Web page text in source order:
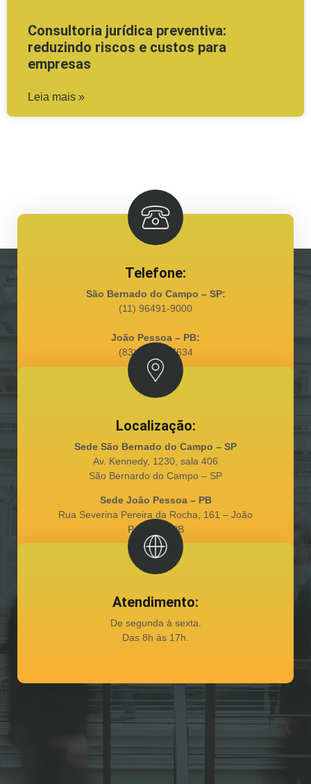
Consultoria jurídica preventiva:
reduzindo riscos e custos para
empresas
Leia mais »
Telefone:
São Bernado do Campo – SP:
(11) 96491-9000
João Pessoa – PB:
(83) 98128-7634
Localização:
Sede São Bernado do Campo – SP
Av. Kennedy, 1230, sala 406
São Bernardo do Campo – SP
Sede João Pessoa – PB
Rua Severina Pereira da Rocha, 161 – João
Pessoa – PB
Atendimento:
De segunda à sexta.
Das 8h às 17h.